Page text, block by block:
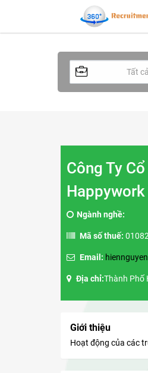
Công Ty
Ngành nghề:
Mã số thuế:
Email:
Địa chỉ:Thành Phố
Giới thiệu
Hoạt động của các